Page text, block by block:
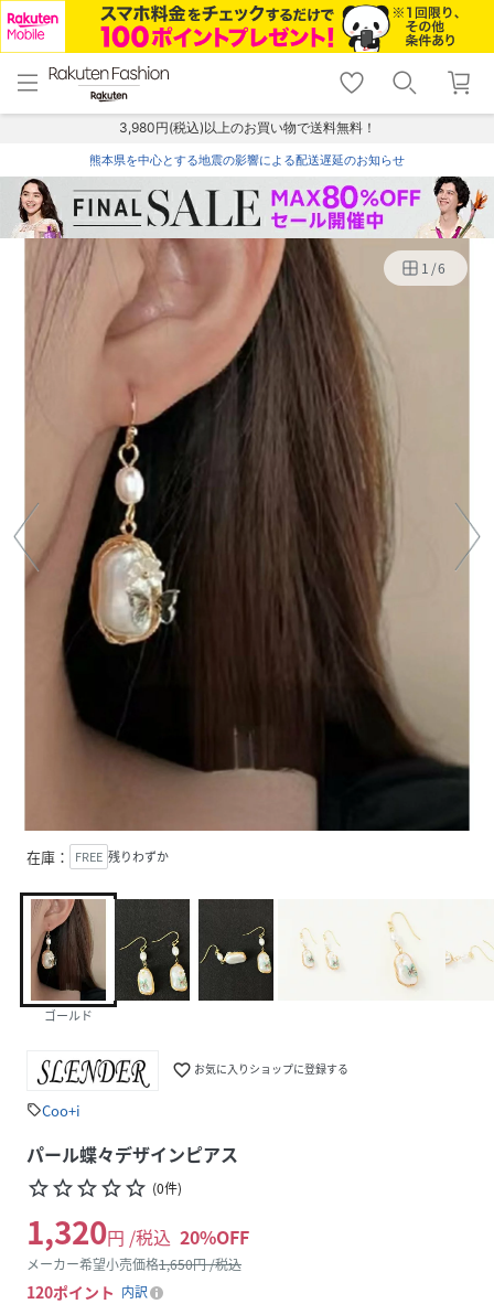
menu home
トップ
shopping_cart lock_outline
ログイン
3,980円(税込)以上のお買い物で送料無料！
熊本県を中心とする地震の影響による配送遅延のお知らせ
1 /6
在庫： FREE 残りわずか
ゴールド
favorite_border お気に入りショップに登録する
sellCoo+i
パール蝶々デザインピアス
star_borderstar_borderstar_borderstar_borderstar_border (0件)
1,320円 /税込 20%OFF
メーカー希望小売価格1,650円 /税込
120ポイント 内訳